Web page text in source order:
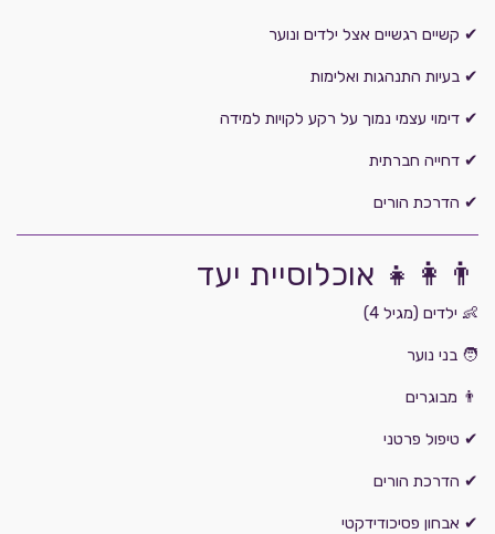
✔ קשיים רגשיים אצל ילדים ונוער
✔ בעיות התנהגות ואלימות
✔ דימוי עצמי נמוך על רקע לקויות למידה
✔ דחייה חברתית
✔ הדרכת הורים
👨‍👩‍👧 אוכלוסיית יעד
👶 ילדים (מגיל 4)
🧑 בני נוער
👨 מבוגרים
✔ טיפול פרטני
✔ הדרכת הורים
✔ אבחון פסיכודידקטי